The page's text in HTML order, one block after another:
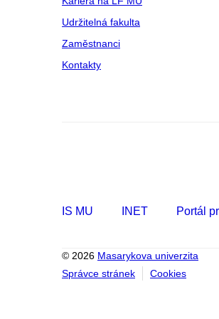
Udržitelná fakulta
Zaměstnanci
Kontakty
IS MU INET Portál
© 2026 Masarykova univerzita
Správce stránek
Cookies